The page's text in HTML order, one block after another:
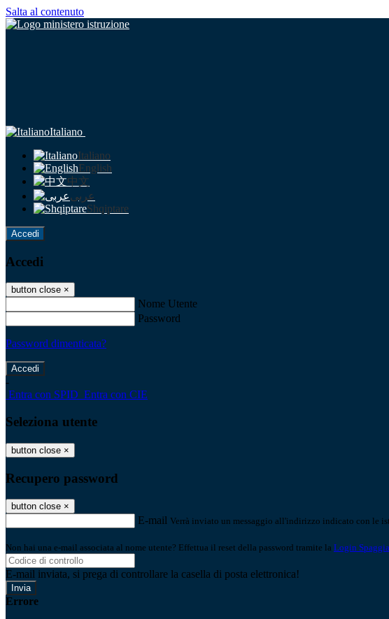
Salta al contenuto
Italiano
Italiano
English
中文
عربى
Shqiptare
Accedi
Accedi
button close ×
Nome Utente
Password
Password dimenticata?
-
Entra con SPID Entra con CIE
Seleziona utente
button close ×
Recupero password
button close ×
E-mail Verrà inviato un messaggio all'indirizzo indicato con le
Non hai una e-mail associata al nome utente? Effettua il reset della password tramite la Login
E-mail inviata, si prega di controllare la casella di posta elettronica!
Errore